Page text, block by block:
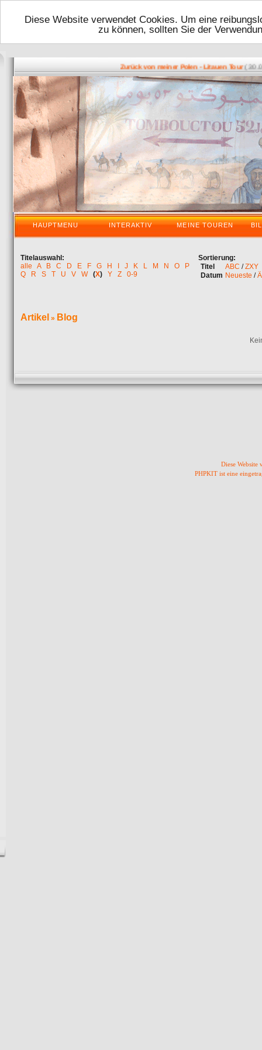
Diese Website verwendet Cookies. Um eine
zu können, sollten Sie der
Zurück von meiner Polen - Litauen Tour(
HAUPTMENU INTERAKTIV MEINE TOUREN
Titelauswahl:
alle
A B C D E F G H J K L M N O
P
Q
R S T U V W (X) Y Z 0-9
Sortierung:
Titel
ABC /ZXY
Datum Neueste /
Artikel » Blog
Diese Website
PHPKIT ist eine